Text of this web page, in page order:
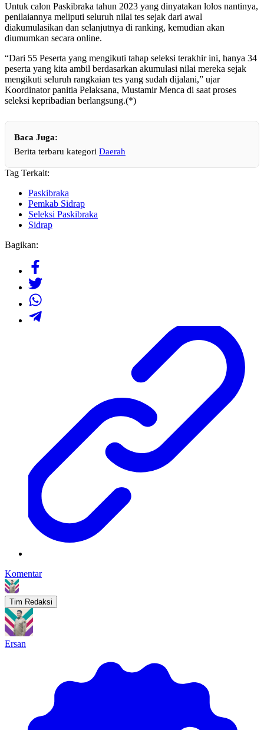
Untuk calon Paskibraka tahun 2023 yang dinyatakan lolos nantinya,
penilaiannya meliputi seluruh nilai tes sejak dari awal
diakumulasikan dan selanjutnya di ranking, kemudian akan
diumumkan secara online.
“Dari 55 Peserta yang mengikuti tahap seleksi terakhir ini, hanya 34
peserta yang kita ambil berdasarkan akumulasi nilai mereka sejak
mengikuti seluruh rangkaian tes yang sudah dijalani,” ujar
Koordinator panitia Pelaksana, Mustamir Menca di saat proses
seleksi kepribadian berlangsung.(*)
Baca Juga:
Berita terbaru kategori Daerah
Tag Terkait:
Paskibraka
Pemkab Sidrap
Seleksi Paskibraka
Sidrap
Bagikan:
Komentar
Tim Redaksi
Ersan